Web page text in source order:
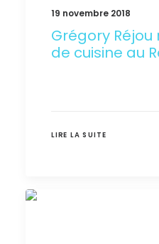
19 novembre 2018
Grégory
de cuisine au
LIRE LA SUITE